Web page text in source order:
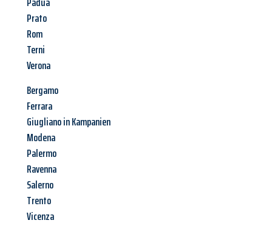
Prato
Rom
Terni
Verona
Bergamo
Ferrara
Giugliano in Kampanien
Modena
Palermo
Ravenna
Salerno
Trento
Vicenza